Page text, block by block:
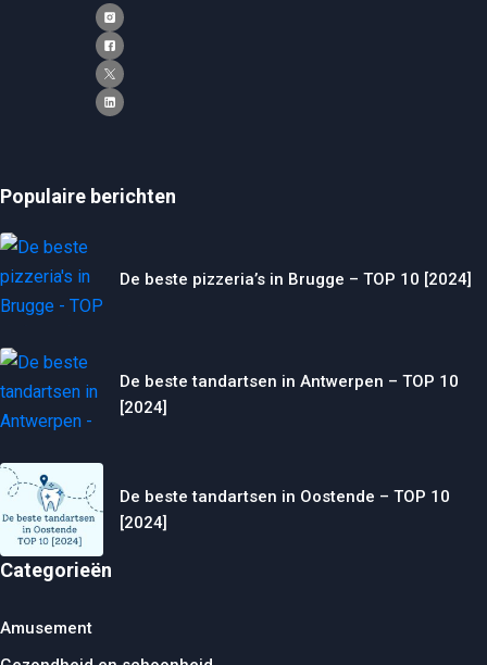
Populaire berichten
De beste pizzeria’s in Brugge – TOP 10 [2024]
De beste tandartsen in Antwerpen – TOP 10
[2024]
De beste tandartsen in Oostende – TOP 10
[2024]
Categorieën
Amusement